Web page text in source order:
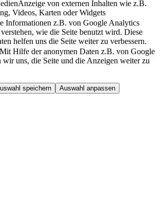
Anzeige von externen Inhalten wie z.B.
Videos, Karten oder Widgets
Informationen z.B. von Google Analytics
wie die Seite benutzt wird. Diese
helfen uns die Seite weiter zu verbessern.
Mit Hilfe der anonymen Daten z.B. von Google
wir uns, die Seite und die Anzeigen weiter zu
speichern Auswahl anpassen